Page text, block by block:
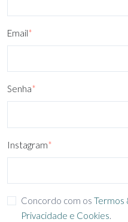
Email*
Senha*
Instagram*
Concordo com os Termos
Privacidade e Cookies.